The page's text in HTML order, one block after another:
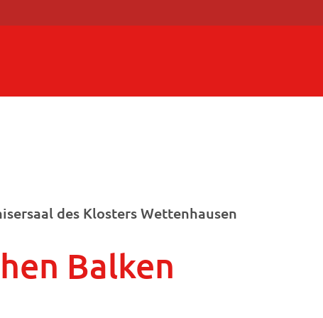
des Klosters Wettenhausen
Balken